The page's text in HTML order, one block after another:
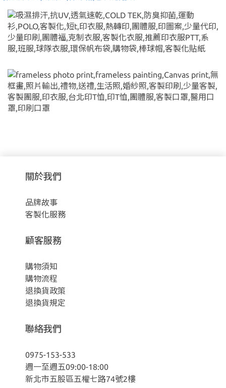
關於我們
品牌故事
客製化服務
顧客服務
購物須知
購物流程
退換貨政策
退換貨規定
聯絡我們
0975-153-533
週一至週五09:00-18:00
新北市五股區五權七路74號2樓